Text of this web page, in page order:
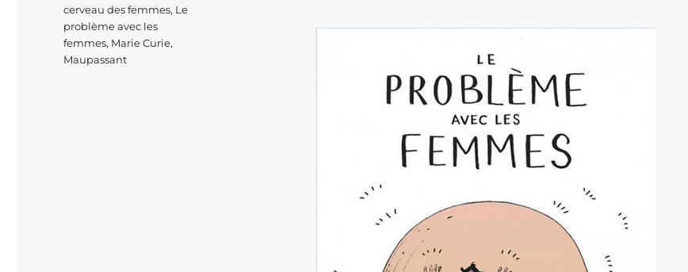
cerveau des femmes, Le
problème avec les
femmes, Marie Curie,
Maupassant